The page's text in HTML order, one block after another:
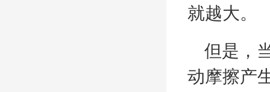
就越大。
但是，
动摩擦产